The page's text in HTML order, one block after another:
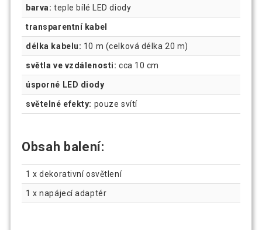
barva: teple bílé LED diody
transparentní kabel
délka kabelu: 10 m (celková délka 20 m)
světla ve vzdálenosti: cca 10 cm
úsporné LED diody
světelné efekty: pouze svítí
Obsah balení:
1 x dekorativní osvětlení
1 x napájecí adaptér